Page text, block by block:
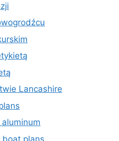
Lancashire
plans